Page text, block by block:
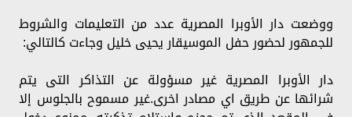
ووضعت دار الأوبرا المصرية عدد من التعليمات والشروط
للجمهور لحضور حفل الموسيقار يحيى خليل وجاءت كالتالي:
دار الأوبرا المصرية غير مسؤولة عن التذاكر التى يتم
شرائها عن طريق اي مصادر اخرى.غير مسموح بالجلوس إلا